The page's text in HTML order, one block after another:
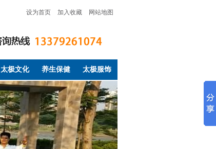
设为首页 加入收藏 网站地图
太极文化 养生保健 太极服饰